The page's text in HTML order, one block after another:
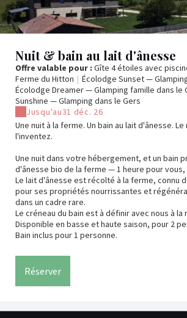
Nuit & bain au lait d'ânesse
Offre valable pour : Gîte 4 étoiles avec
Ferme du Hitton | Écolodge Sunset —
Écolodge Dreamer — Glamping famille dans le
Sunshine — Glamping dans le Gers
Jusqu'au31 déc. 26
Une nuit à la ferme. Un bain au lait d'ânesse.
l'inventez.
Une nuit dans votre hébergement, et un bain
d'ânesse bio de la ferme — 1 heure pour vous,
Le lait d'ânesse est récolté à la ferme, connu
pour ses propriétés nourrissantes et
dans un cadre rare.
Le créneau du bain est à définir avec nous à la
Disponible en basse et haute saison, pour 2
Bain inclus pour 1 personne.
Réserver